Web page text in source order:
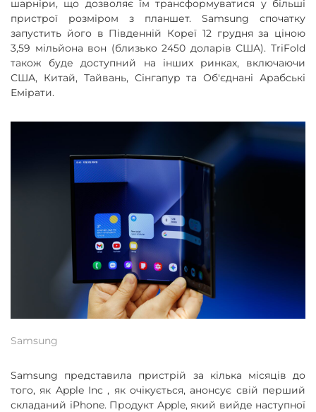
шарніри, що дозволяє їм трансформуватися у більші
пристрої розміром з планшет. Samsung спочатку
запустить його в Південній Кореї 12 грудня за ціною
3,59 мільйона вон (близько 2450 доларів США). TriFold
також буде доступний на інших ринках, включаючи
США, Китай, Тайвань, Сінгапур та Об'єднані Арабські
Емірати.
Samsung
Samsung представила пристрій за кілька місяців до
того, як Apple Inc , як очікується, анонсує свій перший
складаний iPhone. Продукт Apple, який вийде наступної